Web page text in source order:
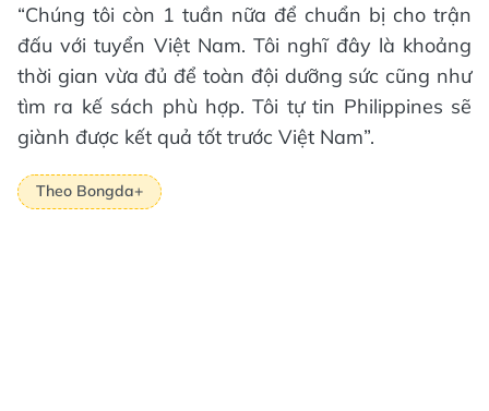
“Chúng tôi còn 1 tuần nữa để chuẩn bị cho trận
đấu với tuyển Việt Nam. Tôi nghĩ đây là khoảng
thời gian vừa đủ để toàn đội dưỡng sức cũng như
tìm ra kế sách phù hợp. Tôi tự tin Philippines sẽ
giành được kết quả tốt trước Việt Nam”.
Theo Bongda+